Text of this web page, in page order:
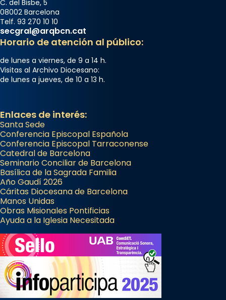
C. del Bisbe, 5
08002 Barcelona
Telf. 93 270 10 10
secgral@arqbcn.cat
Horario de atención al público:
de lunes a viernes, de 9 a 14 h.
Visitas al Archivo Diocesano:
de lunes a jueves, de 10 a 13 h.
Enlaces de interés:
Santa Sede
Conferencia Episcopal Española
Conferencia Episcopal Tarraconense
Catedral de Barcelona
Seminario Conciliar de Barcelona
Basílica de la Sagrada Familia
Año Gaudí 2026
Cáritas Diocesana de Barcelona
Manos Unidas
Obras Misionales Pontificias
Ayuda a la Iglesia Necesitada